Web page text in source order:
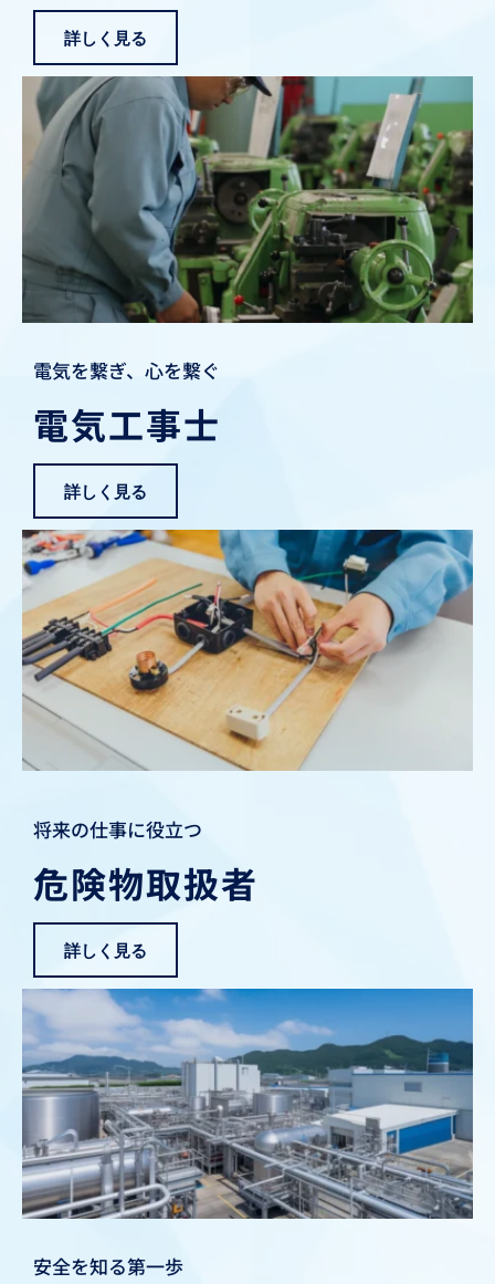
詳しく見る
電気を繋ぎ、心を繋ぐ
電気工事士
詳しく見る
将来の仕事に役立つ
危険物取扱者
詳しく見る
安全を知る第一歩